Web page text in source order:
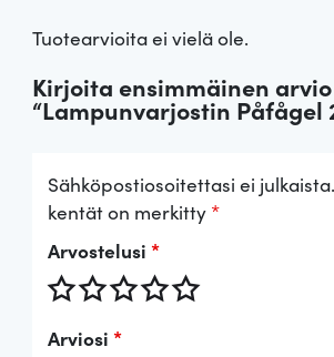
Tuotearvioita ei vielä ole.
Kirjoita ensimmäinen
“Lampunvarjostin Påfågel
Sähköpostiosoitettasi ei julkaista.
kentät on merkitty *
Arvostelusi *
Arviosi *